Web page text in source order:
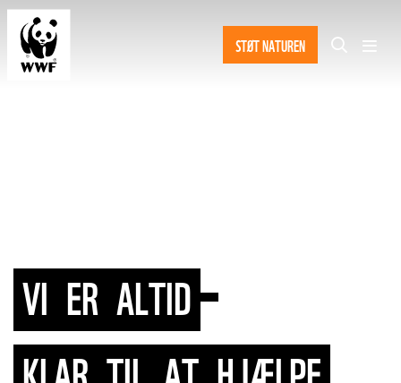
STØT NATUREN
VI ER ALTID